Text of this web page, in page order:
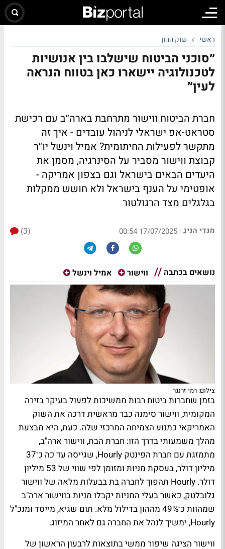
ראשי שוק ההון
״סוכני הביטוח שישלבו בין אנושיות
לטכנולוגיה יישארו כאן בטווח הנראה
לעין״
חברת הביטוח ווישור מתרחבת בארה״ב עם רכישת
סטראט-אפ ישראלי לניהול עובדים - איך זה
מתקשר לפעילות החיתומית? אמיל וינשל יו״ר
קבוצת ווישור מסביר על הסינרגיה, מסמן את
היעדים הבאים בישראל וגם בצפון אמריקה -
אופטימי על הענף בישראל ולא חושש ממקלות
בגלגלים מצד הרגולטור
מנדי הניג |
17/07/2025 00:54
(3)
נושאים בכתבה ווישור אמיל וינשל
צילום: רמי זרנגר
בזמן שחברות ביטוח רבות ממשיכות לפעול בעיקר בזירה
המקומית, ווישור סימנה כבר מראשית דרכה את השוק
האמריקאי כמנוע הצמיחה המרכזי שלה. כעת, היא מבצעת
מהלך משמעותי בדרך הזו: חברת הבת, ווישור ארה"ב,
מתמזגת עם חברת הפינטק Hourly, שגייסה עד כה כ־37
מיליון דולר, בעסקת מניות ומזומן לפי שווי של 53 מיליון
דולר. Hourly תהפוך לחברה בת בבעלות מלאה של ווישור
גלובלטק, כאשר בעלי המניות יקבלו מניות בווישור ארה"ב
שמהוות כ־49% מההון בדילול מלא. תום שגיא, מייסד ומנכ"ל
Hourly, ימשיך לנהל את החברה גם לאחר המיזוג.
ווישור הציגה שיפור ממשי בתוצאות לרבעון הראשון של